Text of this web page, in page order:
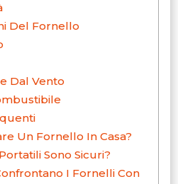
Del Fornello
Dal Vento
Un Fornello In Casa?
Sono Sicuri?
I Fornelli Con